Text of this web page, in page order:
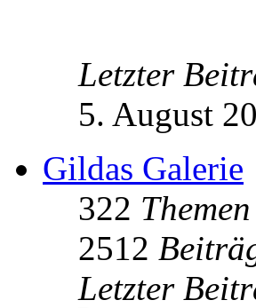
Letzter
5. August
Gildas Galerie
322 Themen
2512
Letzter